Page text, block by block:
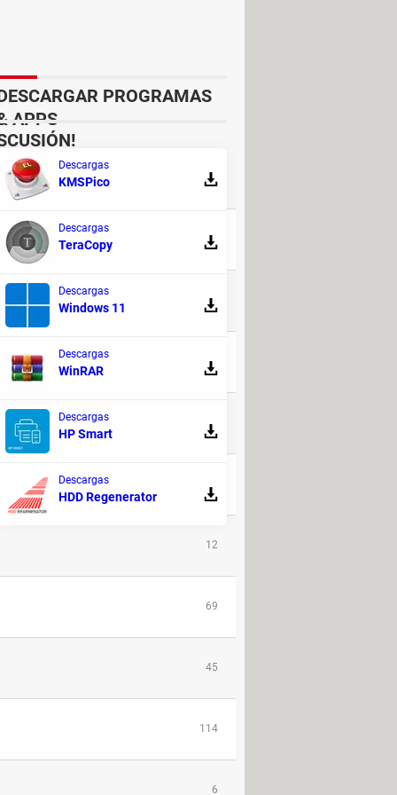
con NAT, lo que
RESPUESTAS
35
81
94
29
12
69
45
114
6
PROGRAMAS
APPS
Descargas
KMSPico
Descargas
TeraCopy
Descargas
Windows 11
Descargas
WinRAR
Descargas
HP Smart
Descargas
HDD Regenerator